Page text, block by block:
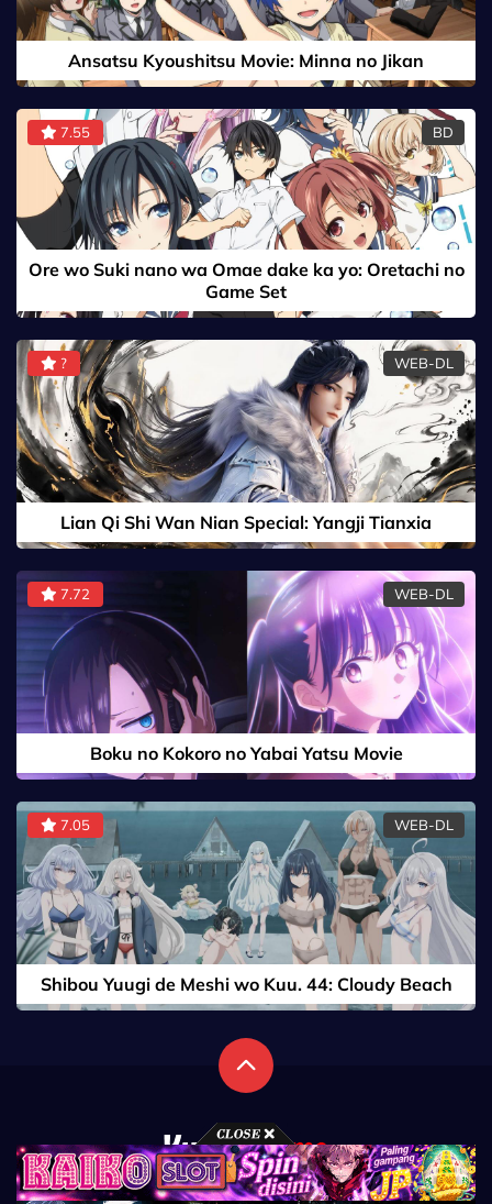
Ansatsu Kyoushitsu Movie: Minna no Jikan
7.55 BD
Ore wo Suki nano wa Omae dake ka yo: Oretachi no
Game Set
? WEB-DL
Lian Qi Shi Wan Nian Special: Yangji Tianxia
7.72 WEB-DL
Boku no Kokoro no Yabai Yatsu Movie
7.05 WEB-DL
Shibou Yuugi de Meshi wo Kuu. 44: Cloudy Beach
Beranda Daftar Anime Daftar Properti